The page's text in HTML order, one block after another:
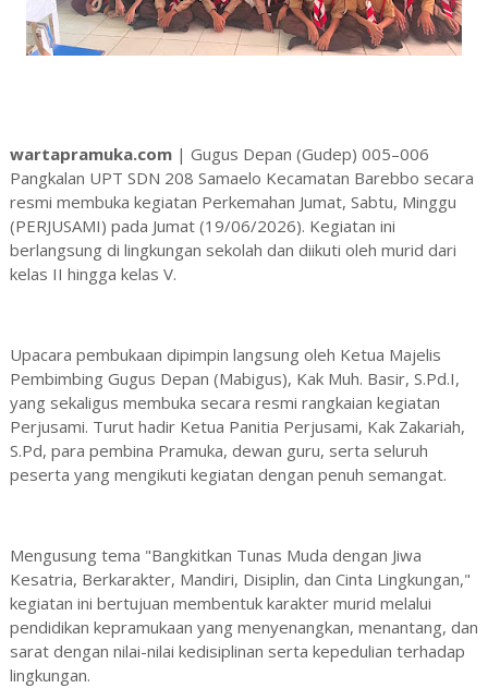
wartapramuka.com| Gugus Depan (Gudep) 005–006
Pangkalan UPT SDN 208 Samaelo Kecamatan Barebbo secara
resmi membuka kegiatan Perkemahan Jumat, Sabtu, Minggu
(PERJUSAMI) pada Jumat (19/06/2026). Kegiatan ini
berlangsung di lingkungan sekolah dan diikuti oleh murid dari
kelas II hingga kelas V.
Upacara pembukaan dipimpin langsung oleh Ketua Majelis
Pembimbing Gugus Depan (Mabigus), Kak Muh. Basir, S.Pd.I,
yang sekaligus membuka secara resmi rangkaian kegiatan
Perjusami. Turut hadir Ketua Panitia Perjusami, Kak Zakariah,
S.Pd, para pembina Pramuka, dewan guru, serta seluruh
peserta yang mengikuti kegiatan dengan penuh semangat.
Mengusung tema "Bangkitkan Tunas Muda dengan Jiwa
Kesatria, Berkarakter, Mandiri, Disiplin, dan Cinta Lingkungan,"
kegiatan ini bertujuan membentuk karakter murid melalui
pendidikan kepramukaan yang menyenangkan, menantang, dan
sarat dengan nilai-nilai kedisiplinan serta kepedulian terhadap
lingkungan.